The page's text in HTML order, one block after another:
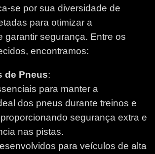
se por sua diversidade de
para otimizar a
garantir segurança. Entre os
encontramos:
de Pneus:
para manter a
dos pneus durante treinos e
segurança extra e
nas pistas.
para veículos de alta